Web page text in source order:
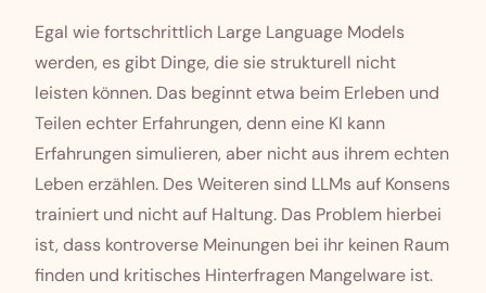
Egal wie fortschrittlich Large Language Models
werden, es gibt Dinge, die sie strukturell nicht
leisten können. Das beginnt etwa beim Erleben und
Teilen echter Erfahrungen, denn eine KI kann
Erfahrungen simulieren, aber nicht aus ihrem echten
Leben erzählen. Des Weiteren sind LLMs auf Konsens
trainiert und nicht auf Haltung. Das Problem hierbei
ist, dass kontroverse Meinungen bei ihr keinen Raum
finden und kritisches Hinterfragen Mangelware ist.